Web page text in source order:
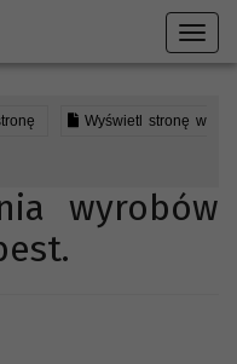
Wyświetl stronę w
wyrobów